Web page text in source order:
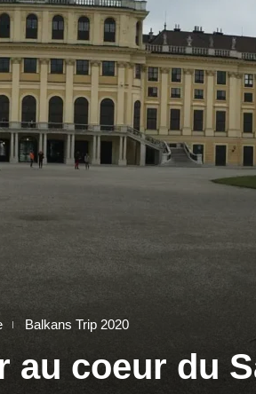
Balkans Trip 2020
au coeur du